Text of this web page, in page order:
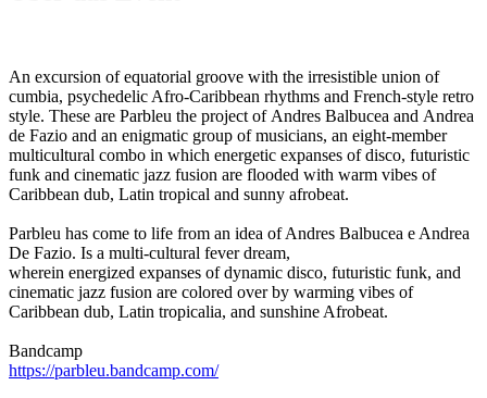
An excursion of equatorial groove with the irresistible union of
cumbia, psychedelic Afro-Caribbean rhythms and French-style retro
style. These are Parbleu the project of Andres Balbucea and Andrea
de Fazio and an enigmatic group of musicians, an eight-member
multicultural combo in which energetic expanses of disco, futuristic
funk and cinematic jazz fusion are flooded with warm vibes of
Caribbean dub, Latin tropical and sunny afrobeat.
Parbleu has come to life from an idea of Andres Balbucea e Andrea
De Fazio. Is a multi-cultural fever dream,
wherein energized expanses of dynamic disco, futuristic funk, and
cinematic jazz fusion are colored over by warming vibes of
Caribbean dub, Latin tropicalia, and sunshine Afrobeat.
Bandcamp
https://parbleu.bandcamp.com/